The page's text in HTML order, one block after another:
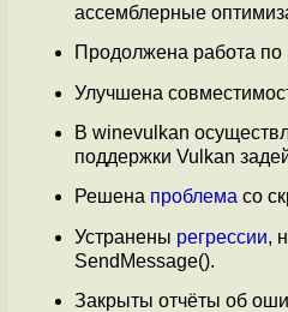
ассемблерные
Продолжена работа по
Улучшена
В winevulkan
поддержки Vulkan
Решена проблема со
Устранены регрессии,
SendMessage().
Закрыты отчёты об